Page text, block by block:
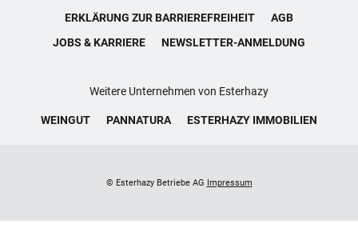
ERKLÄRUNG ZUR BARRIEREFREIHEIT
AGB
JOBS & KARRIERE
NEWSLETTER-ANMELDUNG
Weitere Unternehmen von Esterhazy
WEINGUT PANNATURA ESTERHAZY IMMOBILIEN
© Esterhazy Betriebe AG Impressum